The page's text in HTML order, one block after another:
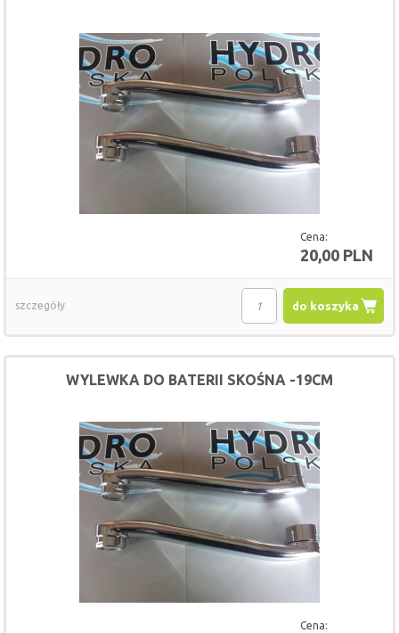
Cena:
20,00 PLN
do koszyka
szczegóły
Cena:
WYLEWKA DO BATERII SKOŚNA -19CM